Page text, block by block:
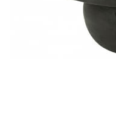
Console extensibile